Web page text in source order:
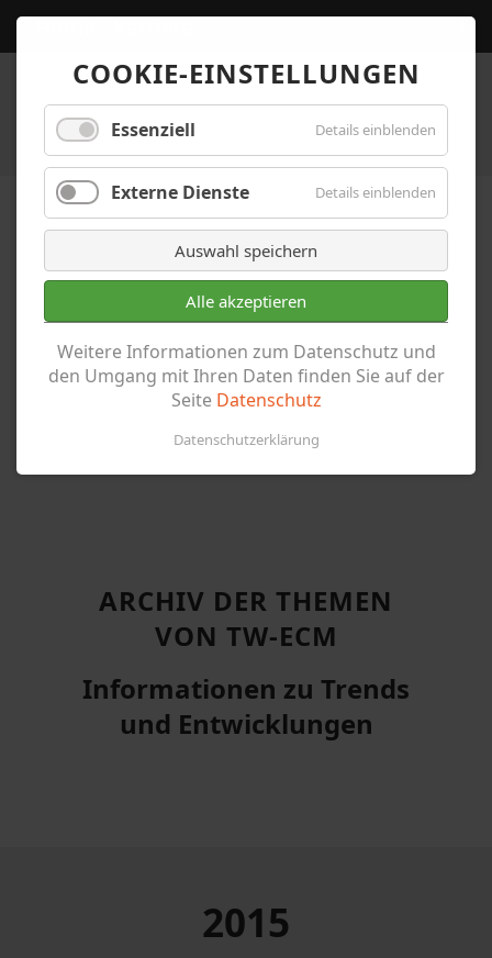
Home Karriere
News
ARCHIV DER THEMEN
VON TW-ECM
Informationen zu Trends
und Entwicklungen
2015
COOKIE-EINSTELLUNGEN
Essenziell Details einblenden
Externe Dienste Details einblenden
Auswahl speichern
Alle akzeptieren
Weitere Informationen zum Datenschutz und
den Umgang mit Ihren Daten finden Sie auf der
Seite Datenschutz
Datenschutzerklärung